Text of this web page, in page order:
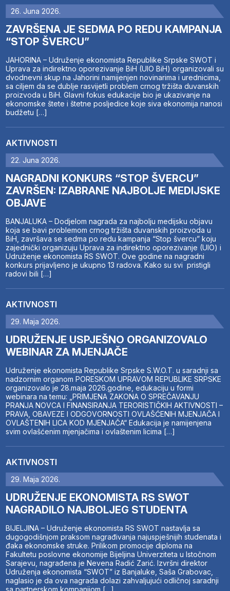
26. Juna 2026.
ZAVRŠENA JE SEDMA PO REDU KAMPANJA
“STOP ŠVERCU”
JAHORINA – Udruženje ekonomista Republike Srpske SWOT i
Uprava za indirektno oporezivanje BiH (UIO BiH) organizovali su
dvodnevni skup na Jahorini namijenjen novinarima i urednicima,
sa ciljem da se dublje rasvijetli problem crnog tržišta duvanskih
proizvoda u BiH. Glavni fokus edukacije bio je ukazivanje na
ekonomske štete i štetne posljedice koje siva ekonomija nanosi
budžetu […]
AKTIVNOSTI
22. Juna 2026.
NAGRADNI KONKURS “STOP ŠVERCU”
ZAVRŠEN: IZABRANE NAJBOLJE MEDIJSKE
OBJAVE
BANJALUKA – Dodjelom nagrada za najbolju medijsku objavu
koja se bavi problemom crnog tržišta duvanskih proizvoda u
BiH, završava se sedma po redu kampanja “Stop švercu” koju
zajednički organizuju Uprava za indirektno oporezivanje (UIO) i
Udruženje ekonomista RS SWOT. Ove godine na nagradni
konkurs prijavljeno je ukupno 13 radova. Kako su svi pristigli
radovi bili […]
AKTIVNOSTI
29. Maja 2026.
UDRUŽENJE USPJEŠNO ORGANIZOVALO
WEBINAR ZA MJENJAČE
Udruženje ekonomista Republike Srpske S.W.O.T. u saradnji sa
nadzornim organom PORESKOM UPRAVOM REPUBLIKE SRPSKE
organizovalo je 28.maja 2026.godine, edukaciju u formi
webinara na temu: „PRIMJENA ZAKONA O SPREČAVANJU
PRANJA NOVCA I FINANSIRANJA TERORISTIČKIH AKTIVNOSTI –
PRAVA, OBAVEZE I ODGOVORNOSTI OVLAŠĆENIH MJENJAČA I
OVLAŠTENIH LICA KOD MJENJAČA“ Edukacija je namijenjena
svim ovlašćenim mjenjačima i ovlaštenim licima […]
AKTIVNOSTI
29. Maja 2026.
UDRUŽENJE EKONOMISTA RS SWOT
NAGRADILO NAJBOLJEG STUDENTA
BIJELJINA – Udruženje ekonomista RS SWOT nastavlja sa
dugogodišnjom praksom nagrađivanja najuspješnijih studenata i
đaka ekonomske struke. Prilikom promocije diploma na
Fakultetu poslovne ekonomije Bijeljina Univerziteta u Istočnom
Sarajevu, nagrađena je Nevena Radić Zarić. Izvršni direktor
Udruženja ekonomista “SWOT” iz Banjaluke, Saša Grabovac,
naglasio je da ova nagrada dolazi zahvaljujući odličnoj saradnji